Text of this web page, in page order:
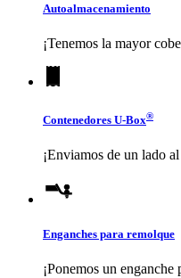
Autoalmacenamiento
¡Tenemos la mayor
Contenedores U-Box®
¡Enviamos de un lado
Enganches para remolque
¡Ponemos un